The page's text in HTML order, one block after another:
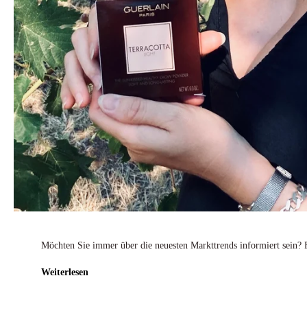
Möchten Sie immer über die neuesten Markttrends informiert sein?
Weiterlesen